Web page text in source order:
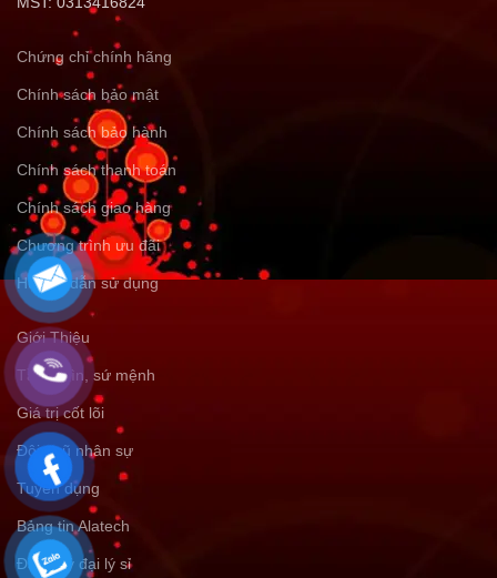
Chứng chỉ chính hãng
Chính sách bảo mật
Chính sách bảo hành
Chính sách thanh toán
Chính sách giao hàng
Chương trình ưu đãi
Hướng dẫn sử dụng
Giới Thiệu
Tầm nhìn, sứ mệnh
Giá trị cốt lõi
Đội ngũ nhân sự
Tuyển dụng
Bảng tin Alatech
Đăng ký đại lý sỉ